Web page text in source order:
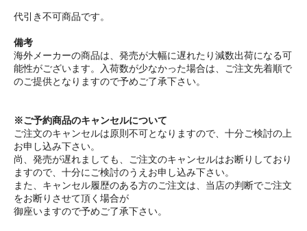
代引き不可商品です。
備考
海外メーカーの商品は、発売が大幅に遅れたり減数出荷になる可
能性がございます。入荷数が少なかった場合は、ご注文先着順で
のご提供となりますので予めご了承下さい。
※ご予約商品のキャンセルについて
ご注文のキャンセルは原則不可となりますので、十分ご検討の上
お申し込み下さい。
尚、発売が遅れましても、ご注文のキャンセルはお断りしており
ますので、十分にご検討のうえお申し込み下さい。
また、キャンセル履歴のある方のご注文は、当店の判断でご注文
をお断りさせて頂く場合が
御座いますので予めご了承下さい。